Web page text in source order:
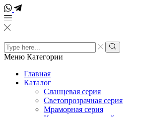
Поиск
входных
Поиск
Меню Категории
Главная
Каталог
Сланцевая серия
Светопрозрачная серия
Мраморная серия